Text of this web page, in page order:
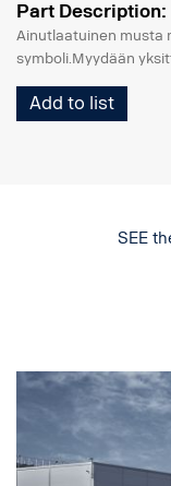
Part Description:
Ainutlaatuinen musta
symboli.Myydään
Add to list
SEE